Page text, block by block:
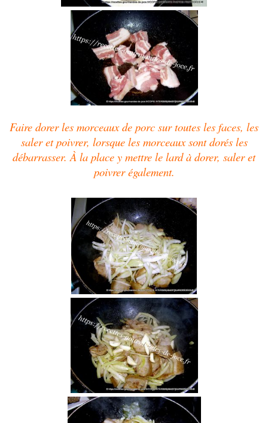
Faire dorer les morceaux de porc sur toutes les faces, les
saler et poivrer, lorsque les morceaux sont dorés les
débarrasser.À la place y mettre le lard à dorer, saler et
poivrer également.